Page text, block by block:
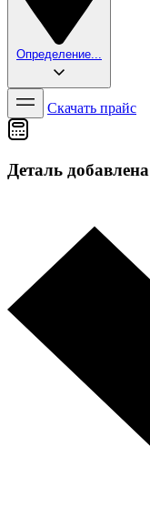
Определение...
Скачать прайс
Деталь добавлена